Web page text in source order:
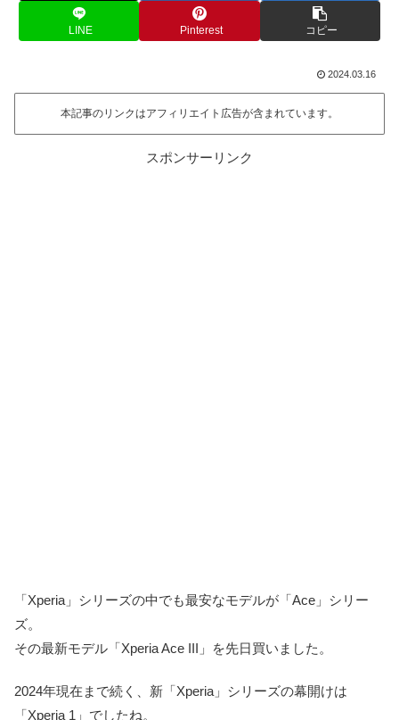
LINE Pinterest コピー
2024.03.16
本記事のリンクはアフィリエイト広告が含まれています。
スポンサーリンク
「Xperia」シリーズの中でも最安なモデルが「Ace」シリー
ズ。
その最新モデル「Xperia Ace III」を先日買いました。
2024年現在まで続く、新「Xperia」シリーズの幕開けは
「Xperia 1」でしたね。